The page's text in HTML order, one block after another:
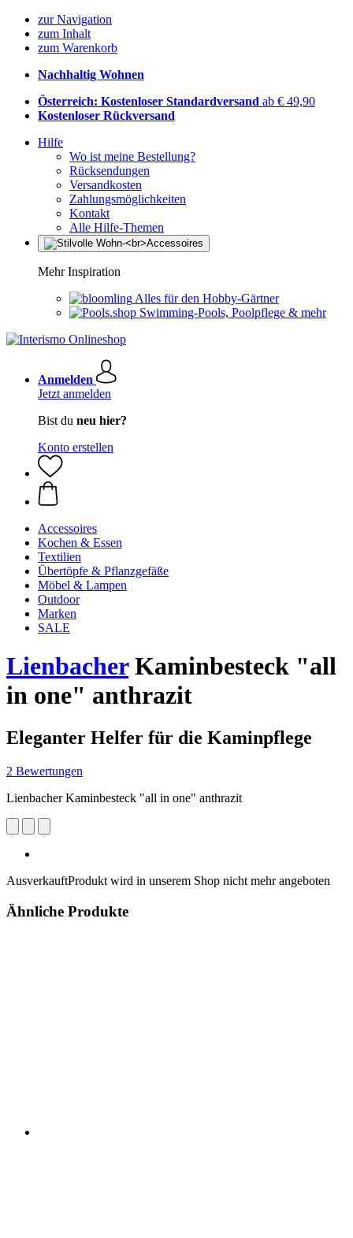
zur Navigation
zum Inhalt
zum Warenkorb
Nachhaltig Wohnen
Österreich: Kostenloser Standardversand ab € 49,90
Kostenloser Rückversand
Hilfe
Wo ist meine Bestellung?
Rücksendungen
Versandkosten
Zahlungsmöglichkeiten
Kontakt
Alle Hilfe-Themen
Mehr Inspiration
Alles für den Hobby-Gärtner
Swimming-Pools, Poolpflege & mehr
Anmelden
Jetzt anmelden
Bist du neu hier?
Konto erstellen
Accessoires
Kochen & Essen
Textilien
Übertöpfe & Pflanzgefäße
Möbel & Lampen
Outdoor
Marken
SALE
LienbacherKaminbesteck "all
in one" anthrazit
Eleganter Helfer für die Kaminpflege
2 Bewertungen
Lienbacher Kaminbesteck "all in one" anthrazit
AusverkauftProdukt wird in unserem Shop nicht mehr angeboten
Ähnliche Produkte